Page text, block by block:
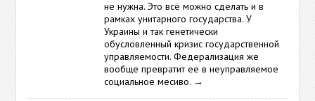
не нужна. Это всё можно сделать и в
рамках унитарного государства. У
Украины и так генетически
обусловленный кризис государственной
управляемости. Федерализация же
вообще превратит ее в неуправляемое
социальное месиво. →